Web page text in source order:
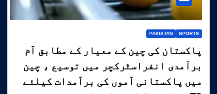
SPORTS
PAKISTAN
پاکستان کی چین کے معیار کے مطابق آم
برآمدی انفراسٹرکچر میں توسیع ، چین
میں پاکستانی آموں کی برآمدات کیلئے